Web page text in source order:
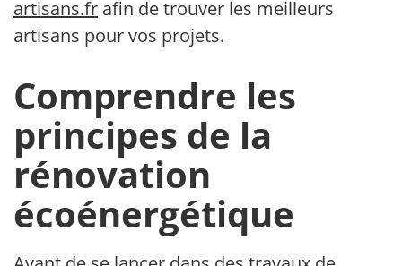
artisans.fr afin de trouver les meilleurs
artisans pour vos projets.
Comprendre les
principes de la
rénovation
écoénergétique